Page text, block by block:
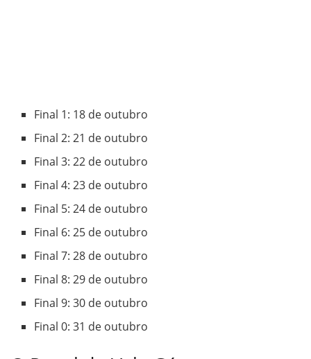
Final 1: 18 de outubro
Final 2: 21 de outubro
Final 3: 22 de outubro
Final 4: 23 de outubro
Final 5: 24 de outubro
Final 6: 25 de outubro
Final 7: 28 de outubro
Final 8: 29 de outubro
Final 9: 30 de outubro
Final 0: 31 de outubro